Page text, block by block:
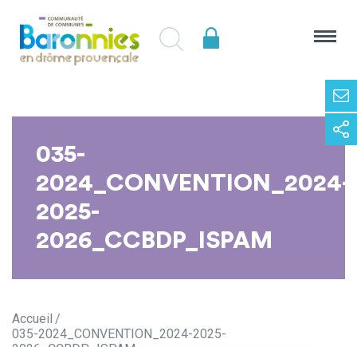
035-
2024_CONVENTION_2024-
2025-
2026_CCBDP_ISPAM
Accueil
035-2024_CONVENTION_2024-2025-